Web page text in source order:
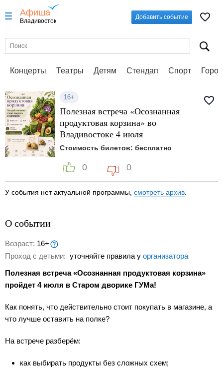
Афиша
Владивосток
Добавить событие
Концерты Театры Детям Стендап Спорт
16+
Полезная встреча «Осознанная
продуктовая корзина» во
Владивостоке 4 июля
Стоимость билетов: бесплатно
0 0
У события нет актуальной программы, смотреть архив
О событии
Возраст: 16+
Проход с детьми: уточняйте правила у организатора
Полезная встреча «Осознанная продуктовая корзина»
пройдет 4 июля в Старом дворике ГУМа!
Как понять, что действительно стоит покупать в магазине, а
что лучше оставить на полке?
На встрече разберём:
как выбирать продукты без сложных схем;